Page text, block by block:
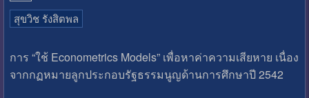
สุขวิช รังสิตพล
การ “ใช้ Econometrics Models” เพื่อหาค่าความเสียหาย เนื่อง
จากกฏหมายลูกประกอบรัฐธรรมนูญด้านการศึกษาปี 2542